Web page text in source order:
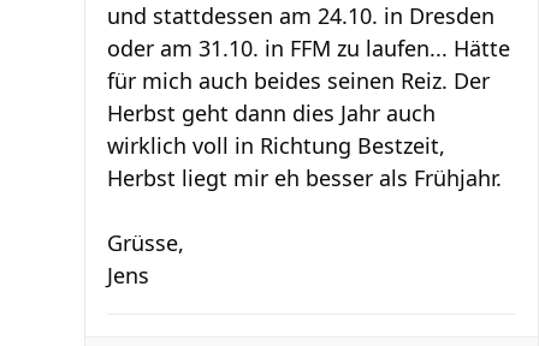
und stattdessen am 24.10. in Dresden
oder am 31.10. in FFM zu laufen... Hätte
für mich auch beides seinen Reiz. Der
Herbst geht dann dies Jahr auch
wirklich voll in Richtung Bestzeit,
Herbst liegt mir eh besser als Frühjahr.
Grüsse,
Jens